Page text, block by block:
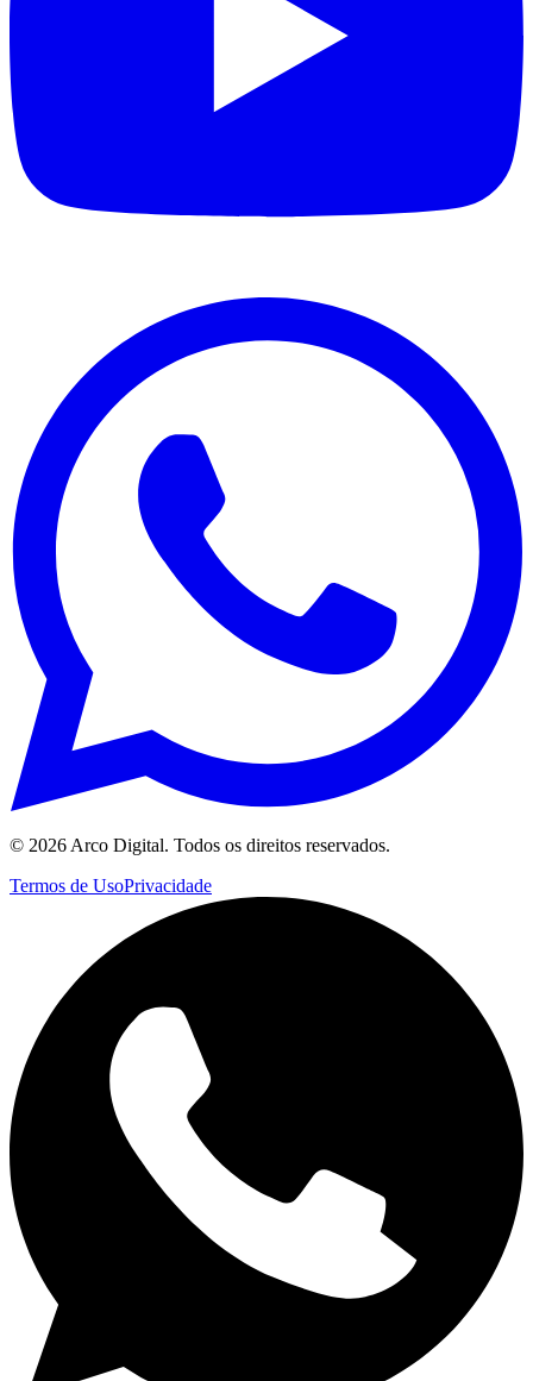
© 2026 Arco Digital. Todos os direitos reservados.
Termos de UsoPrivacidade